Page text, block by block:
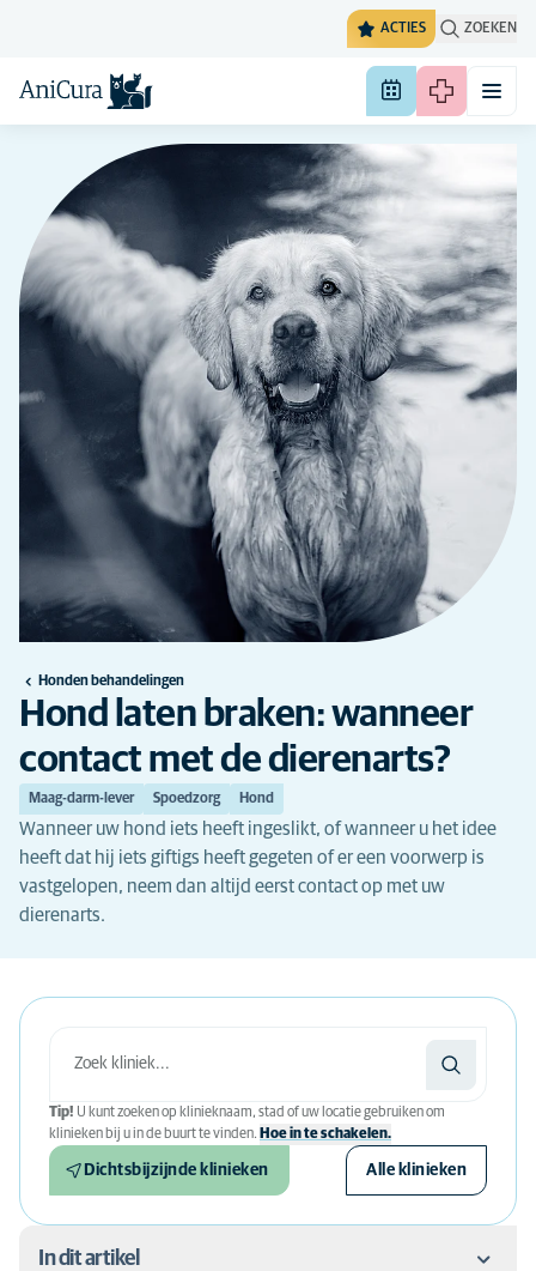
ACTIES ZOEKEN
Honden behandelingen
Hond laten braken: wanneer
contact met de dierenarts?
Maag-darm-lever Spoedzorg Hond
Wanneer uw hond iets heeft ingeslikt, of wanneer u het idee
heeft dat hij iets giftigs heeft gegeten of er een voorwerp is
vastgelopen, neem dan altijd eerst contact op met uw
dierenarts.
Tip! U kunt zoeken op klinieknaam, stad of uw locatie gebruiken om
klinieken bij u in de buurt te vinden. Hoe in te schakelen.
Dichtsbijzijnde klinieken Alle klinieken
In dit artikel